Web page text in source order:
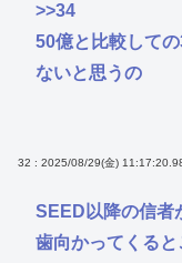
>>34
50億と比較して
ないと思うの
32 : 2025/08/29(金)
SEED以降の信者
歯向かってくると